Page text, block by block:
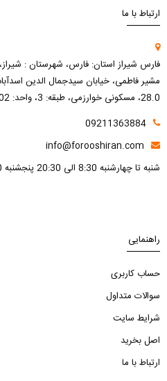
ارتباط با ما
فارس شیراز استان: فارس، شهرستان :
28.0، مسکونی خوارزمی، طبقه: 3، واحد: 302،
09211363884
info@forooshiran.com
شنبه تا چهارشنبه 8:30 الی 20:30 پنجشنبه 8:30 الی 12:30
راهنمایی
حساب کاربری
سوالات متداول
شرایط سایت
اصل بخرید
ارتباط با ما